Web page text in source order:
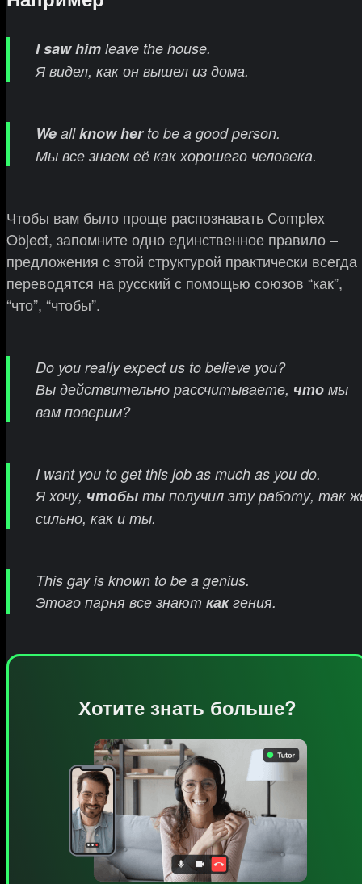
I saw him leave the house.
Я видел, как он вышел из дома.
We allknowherto be a good person.
Мы все знаем её как хорошего человека.
Чтобы вам было проще распознавать Complex
Object, запомните одно единственное правило –
предложения с этой структурой практически всегда
переводятся на русский с помощью союзов “как”,
“что”, “чтобы”.
Do you really expect us to believe you?
Вы действительно рассчитываете, что мы
вам поверим?
I want you to get this job as much as you do.
Я хочу, чтобы ты получил эту работу, так
сильно, как и ты.
This gay is known to be a genius.
Этого парня все знают какгения.
Хотите знать больше?